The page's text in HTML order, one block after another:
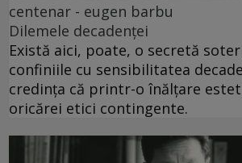
centenar - eugen barbu
Dilemele decadenței
Există aici, poate, o secretă
confiniile cu sensibilitatea
credința că printr-o înălțare
oricărei etici contingente.